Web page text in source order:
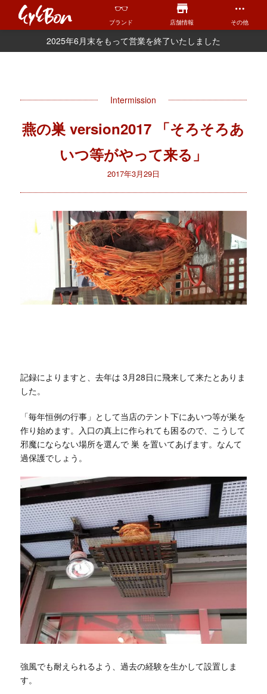
ブランド 店舗情報 その他
2025年6月末をもって営業を終了いたしました
Intermission
燕の巣 version2017 「そろそろあ
いつ等がやって来る」
2017年3月29日
記録によりますと、去年は 3月28日に飛来して来たとありま
した。
「毎年恒例の行事」として当店のテント下にあいつ等が巣を
作り始めます。入口の真上に作られても困るので、こうして
邪魔にならない場所を選んで 巣 を置いてあげます。なんて
過保護でしょう。
強風でも耐えられるよう、過去の経験を生かして設置しま
す。